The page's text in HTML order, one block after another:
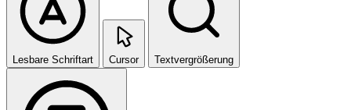
Lesbare Schriftart Cursor Textvergrößerung